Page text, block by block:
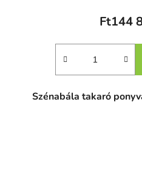
Ft144
Szénabála takaró